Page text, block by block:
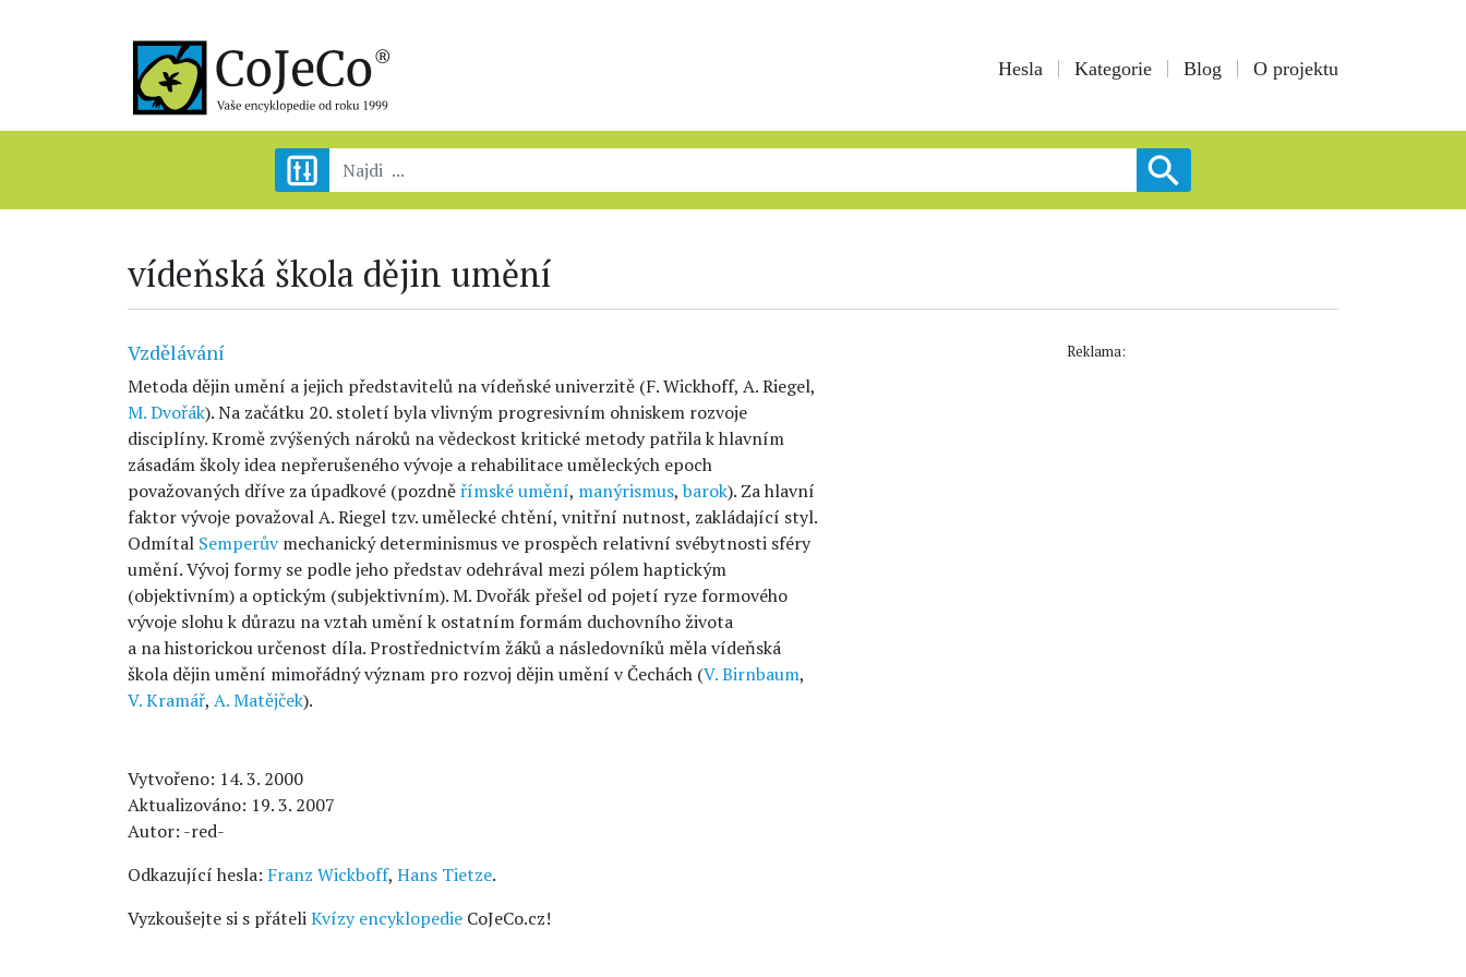
Hesla Kategorie Blog O projektu
vídeňská škola dějin umění
Vzdělávání
Metoda dějin umění a jejich představitelů na vídeňské univerzitě (F. Wickhoff, A. Riegel,
M. Dvořák). Na začátku 20. století byla vlivným progresivním ohniskem rozvoje
disciplíny. Kromě zvýšených nároků na vědeckost kritické metody patřila k hlavním
zásadám školy idea nepřerušeného vývoje a rehabilitace uměleckých epoch
považovaných dříve za úpadkové (pozdněřímské umění, manýrismus, barok). Za hlavní
faktor vývoje považoval A. Riegel tzv. umělecké chtění, vnitřní nutnost, zakládající styl.
Odmítal Semperůvmechanický determinismus ve prospěch relativní svébytnosti sféry
umění. Vývoj formy se podle jeho představ odehrával mezi pólem haptickým
(objektivním) a optickým (subjektivním). M. Dvořák přešel od pojetí ryze formového
vývoje slohu k důrazu na vztah umění k ostatním formám duchovního života
a na historickou určenost díla. Prostřednictvím žáků a následovníků měla vídeňská
škola dějin umění mimořádný význam pro rozvoj dějin umění v Čechách (V. Birnbaum,
V. Kramář, A. Matějček).
Vytvořeno: 14. 3. 2000
Aktualizováno: 19. 3. 2007
Autor: -red-
Odkazující hesla: Franz Wickboff, Hans Tietze.
Vyzkoušejte si s přáteliKvízy encyklopedie CoJeCo.cz!
Reklama: